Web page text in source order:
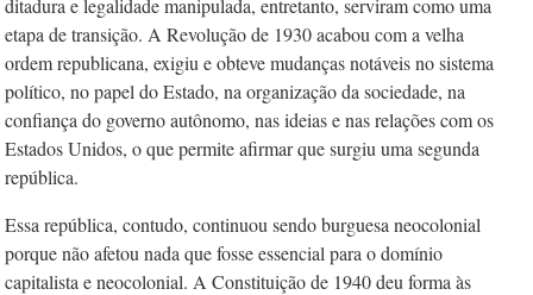
ditadura e legalidade manipulada, entretanto, serviram como uma
etapa de transição. A Revolução de 1930 acabou com a velha
ordem republicana, exigiu e obteve mudanças notáveis no sistema
político, no papel do Estado, na organização da sociedade, na
confiança do governo autônomo, nas ideias e nas relações com os
Estados Unidos, o que permite afirmar que surgiu uma segunda
república.
Essa república, contudo, continuou sendo burguesa neocolonial
porque não afetou nada que fosse essencial para o domínio
capitalista e neocolonial. A Constituição de 1940 deu forma às